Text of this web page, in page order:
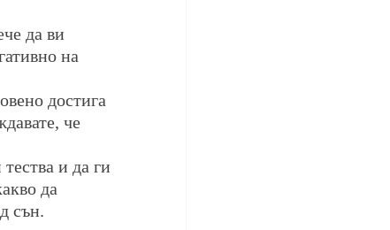
да ви
на
достига
че
тества и да ги
да
сън.